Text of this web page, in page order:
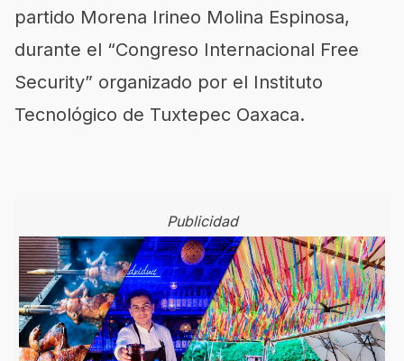
partido Morena Irineo Molina Espinosa,
durante el “Congreso Internacional Free
Security” organizado por el Instituto
Tecnológico de Tuxtepec Oaxaca.
Publicidad